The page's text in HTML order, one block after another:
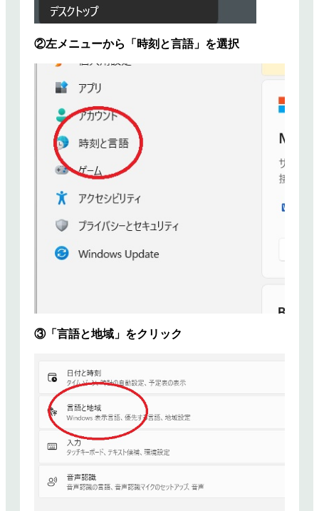
②左メニューから「時刻と言語」を選択
③「言語と地域」をクリック